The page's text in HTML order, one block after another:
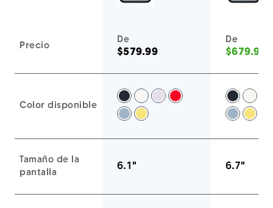
Precio De
$579.99
De
$679.99
Color disponible Medianoche -
Starlight -
Púrpura -
ROJO -
Azul -Amarillo -
Azul -
Tamaño de la
pantalla
6.1" 6.7"